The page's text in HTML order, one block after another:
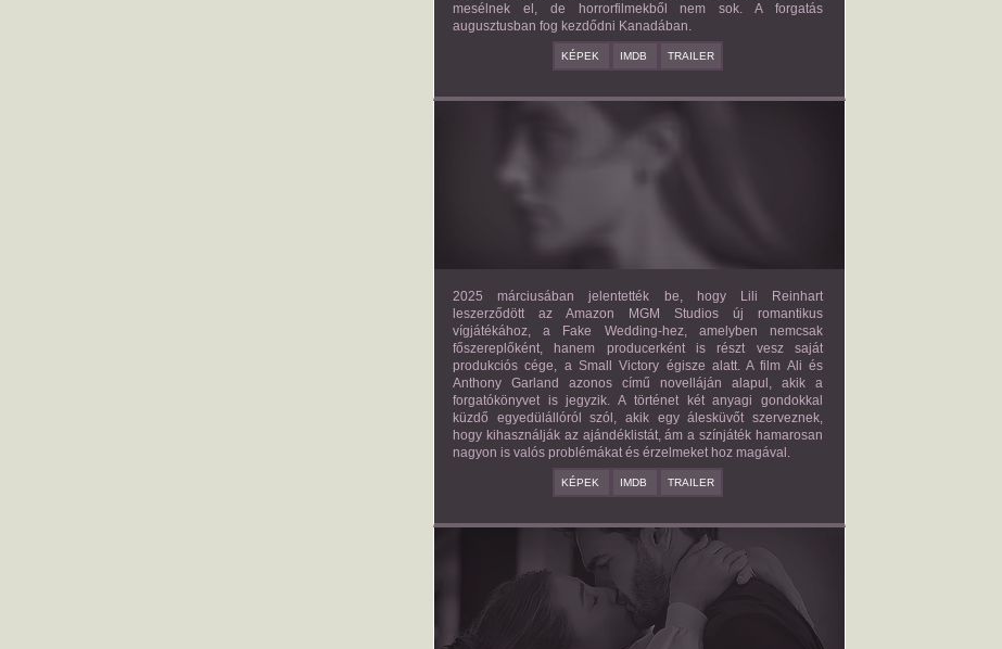
mesélnek el, de horrorfilmekből nem sok. A forgatás
augusztusban fog kezdődni Kanadában.
KÉPEK IMDB TRAILER
FAKE WEDDING
2025 márciusában jelentették be, hogy Lili Reinhart
leszerződött az Amazon MGM Studios új romantikus
vígjátékához, a Fake Wedding-hez, amelyben nemcsak
főszereplőként, hanem producerként is részt vesz saját
produkciós cége, a Small Victory égisze alatt. A film Ali és
Anthony Garland azonos című novelláján alapul, akik a
forgatókönyvet is jegyzik. A történet két anyagi gondokkal
küzdő egyedülállóról szól, akik egy álesküvőt szerveznek,
hogy kihasználják az ajándéklistát, ám a színjáték hamarosan
nagyon is valós problémákat és érzelmeket hoz magával.
KÉPEK IMDB TRAILER
THE LOVE HYPOTHESIS
2026/09/23
OLIVE SMITH